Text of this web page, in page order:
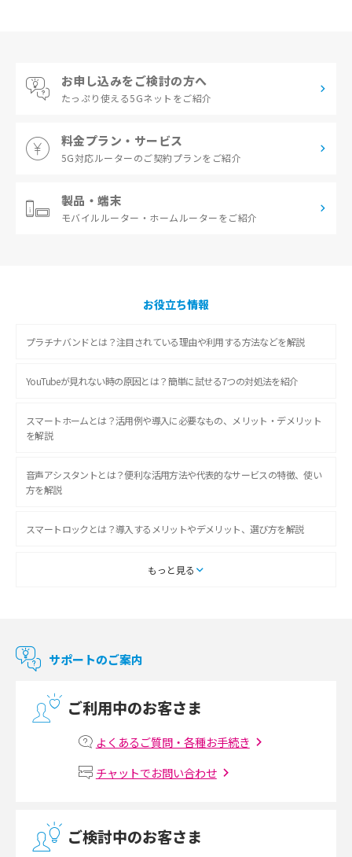
お申し込みをご検討の方へ
たっぷり使える5Gネットをご紹介
料金プラン・サービス
5G対応ルーターのご契約プランをご紹介
製品・端末
モバイルルーター・ ホームルーターをご紹介
お役立ち情報
プラチナバンドとは？注目されている理由や利用する方法などを解説
YouTubeが見れない時の原因とは？簡単に試せる7つの対処法を紹介
スマートホームとは？活用例や導入に必要なもの、メリット・デメリット
を解説
音声アシスタントとは？便利な活用方法や代表的なサービスの特徴、使い
方を解説
スマートロックとは？導入するメリットやデメリット、選び方を解説
スマートテレビとは？特徴や選び方、使い方をわかりやすく解説
マンションで使えるWi-Fiは？種類ごとの特徴や選び方を紹介
マンションで光回線の利用を始める手順は？設備状況の確認方法も解説
Wi-Fiルーターの設定方法をわかりやすく解説！事前に準備すべきものも紹
無線LANとは？メリット・デメリットや接続方法を解説
もっと見る
サポートのご案内
ご利用中のお客さま
よくあるご質問・各種お手続き
チャットでお問い合わせ
ご検討中のお客さま